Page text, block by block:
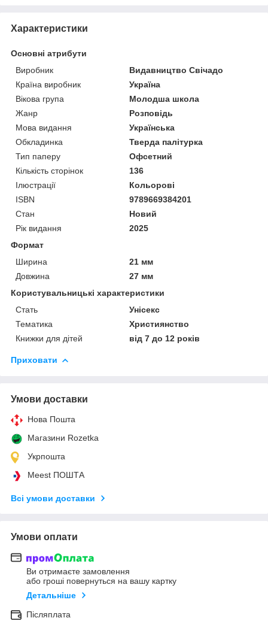
Характеристики
Основні атрибути
Виробник
Видавництво Свічадо
Країна виробник
Україна
Вікова група
Молодша школа
Жанр
Розповідь
Мова видання
Українська
Обкладинка
Тверда палітурка
Тип паперу
Офсетний
Кількість сторінок
136
Ілюстрації
Кольорові
ISBN
9789669384201
Стан
Новий
Рік видання
2025
Формат
Ширина
21 мм
Довжина
27 мм
Користувальницькі характеристики
Стать
Унісекс
Тематика
Християнство
Книжки для дітей
від 7 до 12 років
Приховати
Умови доставки
Нова Пошта
Магазини Rozetka
Укрпошта
Meest ПОШТА
Всі умови доставки
Умови оплати
Ви отримаєте замовлення
або гроші повернуться на вашу картку
Детальніше
Післяплата